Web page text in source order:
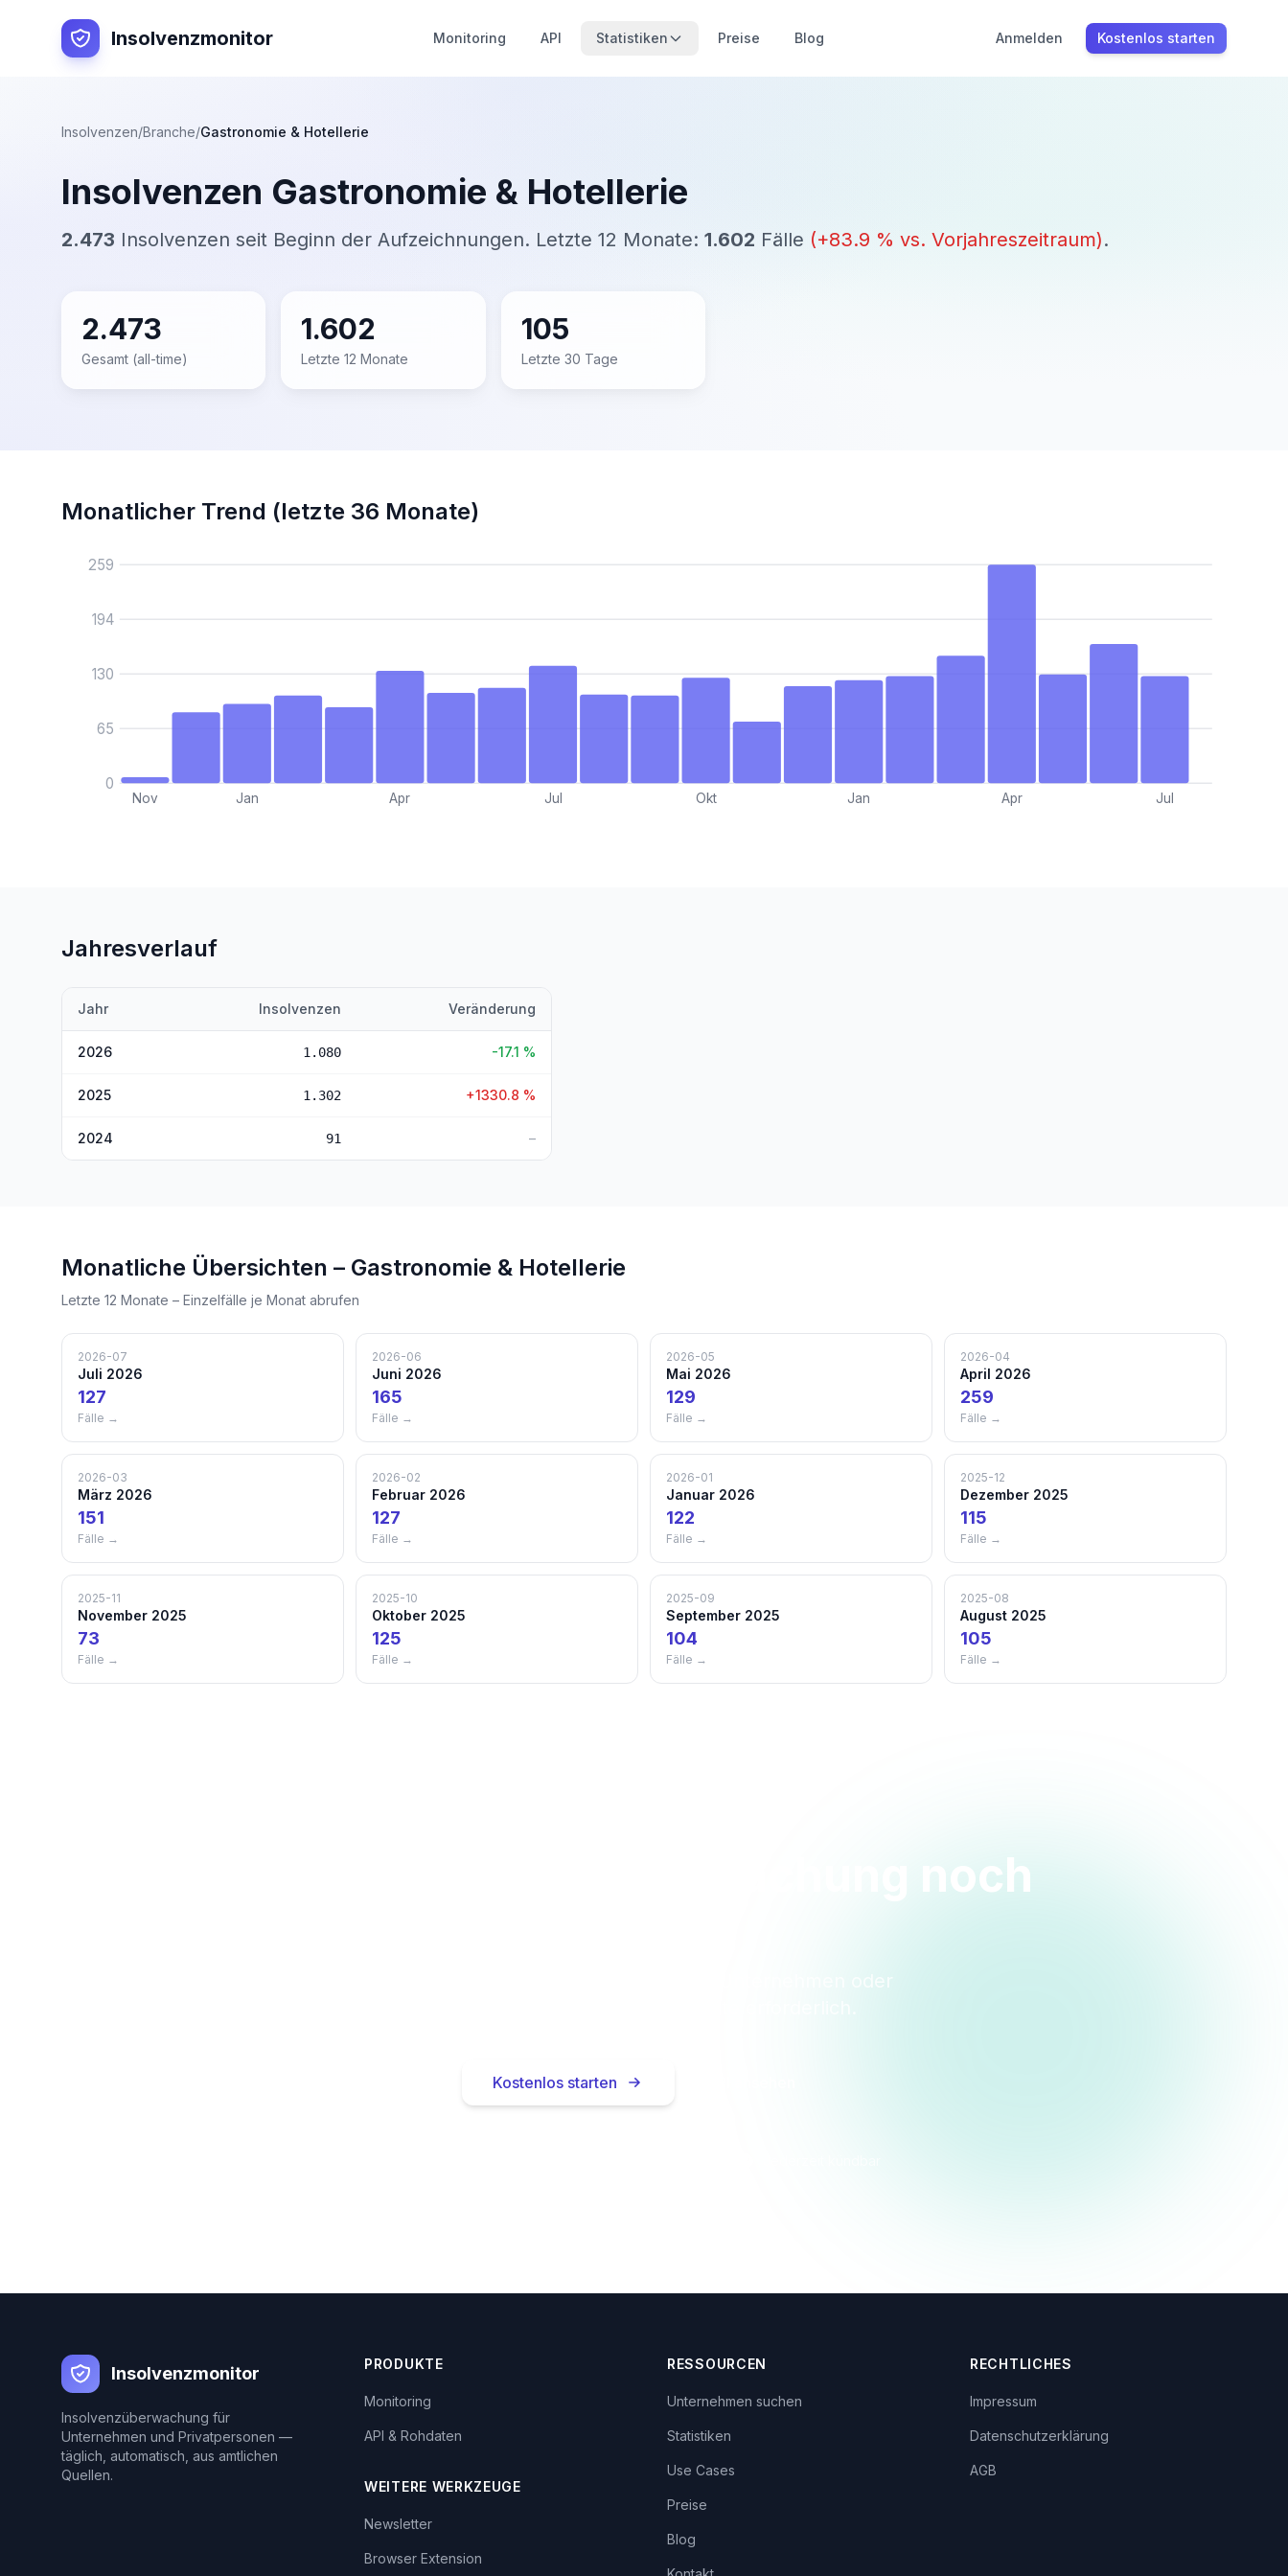
Insolvenzmonitor Monitoring API Statistiken Preise Blog Anmelden Kostenlos starten
Insolvenzen/Branche/Gastronomie & Hotellerie
Insolvenzen Gastronomie & Hotellerie
2.473 Insolvenzen seit Beginn der Aufzeichnungen. Letzte 12 Monate: 1.602 Fälle (+83.9 % vs. Vorjahreszeitraum).
2.473
Gesamt (all-time)
1.602
Letzte 12 Monate
105
Letzte 30 Tage
Monatlicher Trend (letzte 36 Monate)
0
65
130
194
259
Nov Jan Apr Jul Okt Jan Apr Jul
Jahresverlauf
Jahr Insolvenzen Veränderung
2026 1.080 -17.1 %
2025 1.302 +1330.8 %
2024 91 –
Monatliche Übersichten – Gastronomie & Hotellerie
Letzte 12 Monate – Einzelfälle je Monat abrufen
2026-07
Juli 2026
127
Fälle →
2026-06
Juni 2026
165
Fälle →
2026-05
Mai 2026
129
Fälle →
2026-04
April 2026
259
Fälle →
2026-03
März 2026
151
Fälle →
2026-02
Februar 2026
127
Fälle →
2026-01
Januar 2026
122
Fälle →
2025-12
Dezember 2025
115
Fälle →
2025-11
November 2025
73
Fälle →
2025-10
Oktober 2025
125
Fälle →
2025-09
September 2025
104
Fälle →
2025-08
August 2025
105
Fälle →
Starten Sie die Überwachung noch
Kostenlos für bis zu 10 Einheiten — Unternehmen oder
Kostenlos starten
Insolvenzmonitor
Insolvenzüberwachung für
Unternehmen und Privatpersonen —
täglich, automatisch, aus amtlichen
Quellen.
PRODUKTE
Monitoring
API & Rohdaten
WEITERE WERKZEUGE
Newsletter
Browser Extension
RESSOURCEN
Unternehmen suchen
Statistiken
Use Cases
Preise
Blog
RECHTLICHES
Impressum
Datenschutzerklärung
AGB